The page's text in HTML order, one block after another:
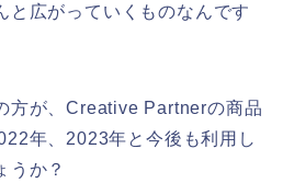
と広がっていくものなんです
方が、Creative Partnerの商品
年、2023年と今後も利用し
うか？